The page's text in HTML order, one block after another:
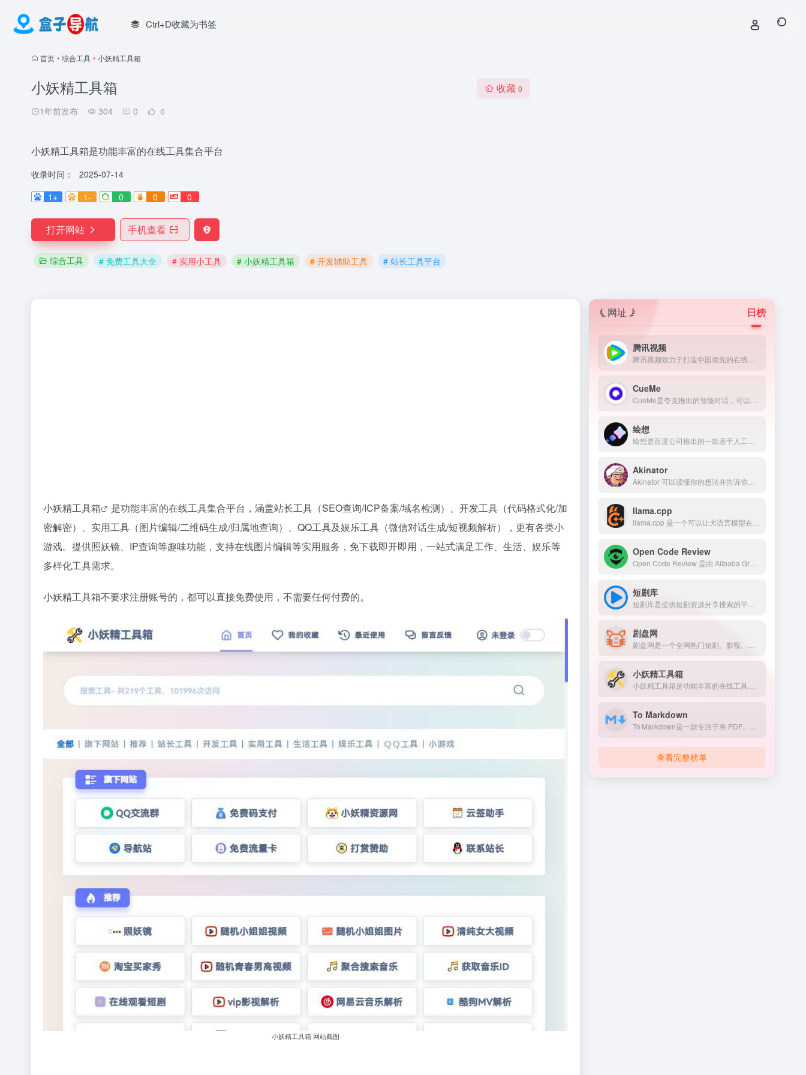
Ctrl+D收藏为书签
首页 • 综合工具 • 小妖精工具箱
小妖精工具箱
1年前发布 304 0 0
收藏 0
小妖精工具箱是功能丰富的在线工具集合平台
收录时间：
2025-07-14
1+
1- 0 0 0
打开网站 手机查看
综合工具 # 免费工具大全 # 实用小工具 # 小妖精工具箱 # 开发辅助工具 # 站长工具平台
小妖精工具箱
是功能丰富的在线工具集合平台，涵盖站长工具（SEO查询/ICP备案/域名检测）、开发工具（代码格式化/加
密解密）、实用工具（图片编辑/二维码生成/归属地查询）、QQ工具及娱乐工具（微信对话生成/短视频解析），更有各类小
游戏。提供照妖镜、IP查询等趣味功能，支持在线图片编辑等实用服务，免下载即开即用，一站式满足工作、生活、娱乐等
多样化工具需求。
小妖精工具箱不要求注册账号的，都可以直接免费使用，不需要任何付费的。
小妖精工具箱 网站截图
网址 日榜
腾讯视频
CueMe
绘想
Akinator
llama.cpp
Open Code Review
短剧库
剧盘网
小妖精工具箱
To Markdown
查看完整榜单